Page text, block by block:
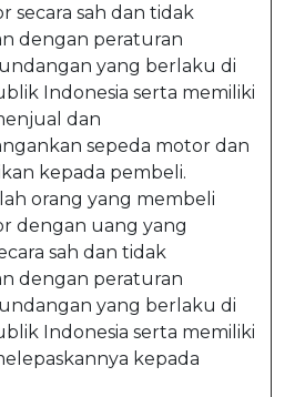
secara sah dan tidak
dengan peraturan
yang berlaku di
Indonesia serta memiliki
dan
sepeda motor dan
kepada pembeli.
orang yang membeli
dengan uang yang
sah dan tidak
dengan peraturan
yang berlaku di
Indonesia serta memiliki
kepada